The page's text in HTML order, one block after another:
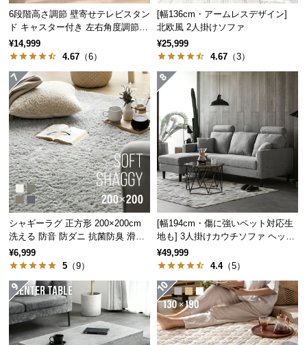
ル
に
つ
い
て
保
証
に
つ
い
て
会
員
約
つ
い
て
6段階高さ調節 壁寄せテレビスタン
ド キャスター付き 左右角度調節機
能
¥14,999
4.67 （6）
[幅136cm・アームレスデザイン]
北欧風 2人掛けソファ
¥25,999
4.67 （3）
シャギーラグ 正方形 200×200cm
洗える 防音 防ダニ 抗菌防臭 滑り
止め付き
¥6,999
5 （9）
[幅194cm・傷に強いペット対応生
地も] 3人掛けカウチソファ ヘッド
レスト付 レイアウト自由 広々設計
¥49,999
4.4（5）